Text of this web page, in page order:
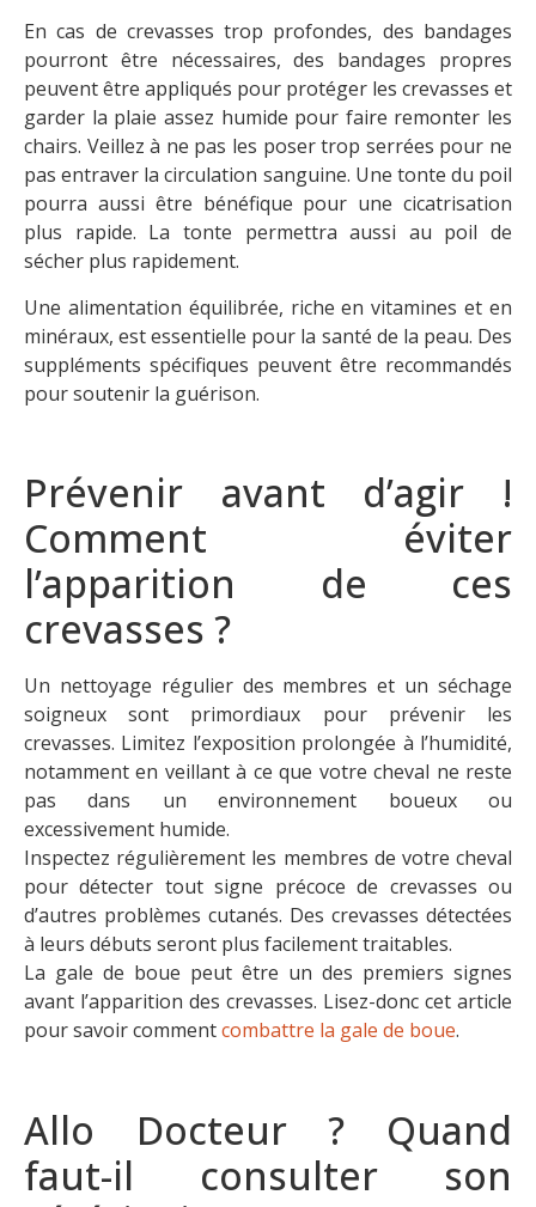
En cas de crevasses trop profondes, des bandages
pourront être nécessaires, des bandages propres
peuvent être appliqués pour protéger les crevasses et
garder la plaie assez humide pour faire remonter les
chairs. Veillez à ne pas les poser trop serrées pour ne
pas entraver la circulation sanguine. Une tonte du poil
pourra aussi être bénéfique pour une cicatrisation
plus rapide. La tonte permettra aussi au poil de
sécher plus rapidement.
Une alimentation équilibrée, riche en vitamines et en
minéraux, est essentielle pour la santé de la peau. Des
suppléments spécifiques peuvent être recommandés
pour soutenir la guérison.
Prévenir avant d’agir !
Comment éviter
l’apparition de ces
crevasses ?
Un nettoyage régulier des membres et un séchage
soigneux sont primordiaux pour prévenir les
crevasses. Limitez l’exposition prolongée à l’humidité,
notamment en veillant à ce que votre cheval ne reste
pas dans un environnement boueux ou
excessivement humide.
Inspectez régulièrement les membres de votre cheval
pour détecter tout signe précoce de crevasses ou
d’autres problèmes cutanés. Des crevasses détectées
à leurs débuts seront plus facilement traitables.
La gale de boue peut être un des premiers signes
avant l’apparition des crevasses. Lisez-donc cet article
pour savoir commentcombattre la gale de boue.
Allo Docteur ? Quand
faut-il consulter son